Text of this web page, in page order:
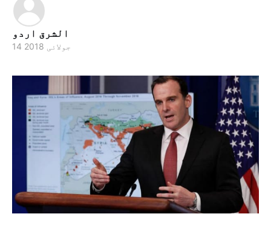
الشرق اردو
14 جولائی 2018